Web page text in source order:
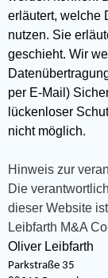
erläutert, welche
nutzen. Sie
geschieht. Wir
per E-Mail)
lückenloser
nicht möglich.
Hinweis zur
Die
dieser Website
Leibfarth M&A
Oliver Leibfarth
Parkstraße 35